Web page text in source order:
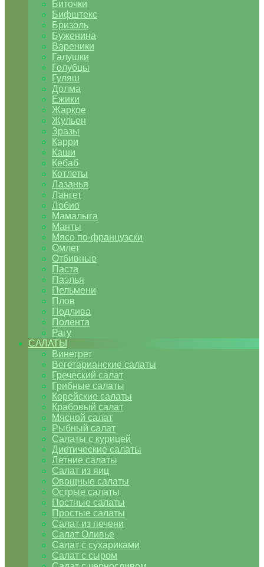
Биточки
Бифштекс
Бризоль
Буженина
Вареники
Галушки
Голубцы
Гуляш
Долма
Ежики
Жаркое
Жульен
Зразы
Карри
Каши
Кебаб
Котлеты
Лазанья
Лангет
Лобио
Мамалыга
Манты
Мясо по-французски
Омлет
Отбивные
Паста
Паэлья
Пельмени
Плов
Подлива
Полента
Рагу
САЛАТЫ
Винегрет
Вегетарианские салаты
Греческий салат
Грибные салаты
Корейские салаты
Крабовый салат
Мясной салат
Рыбный салат
Салаты с курицей
Диетические салаты
Летние салаты
Салат из яиц
Овощные салаты
Острые салаты
Постные салаты
Простые салаты
Салат из печени
Салат Оливье
Салат с сухариками
Салат с сыром